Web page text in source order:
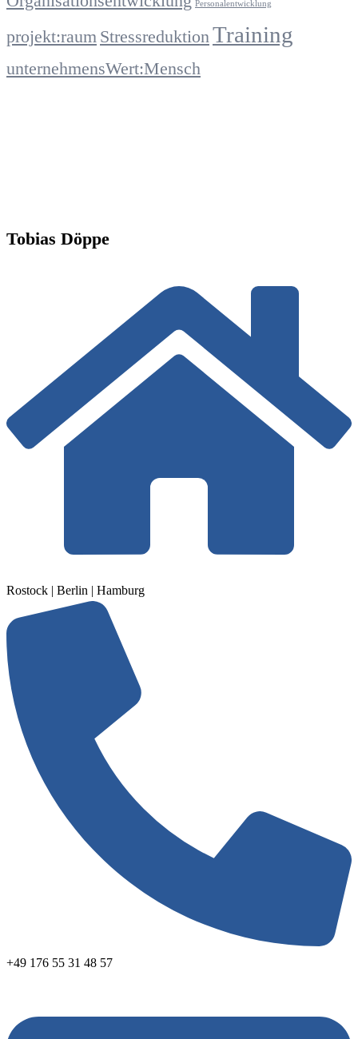
Personalentwicklung
projekt:raum Stressreduktion Training
unternehmensWert:Mensch
Tobias Döppe
Rostock | Berlin | Hamburg
+49 176 55 31 48 57